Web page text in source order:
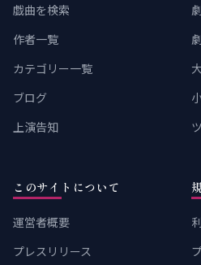
戯曲を検索
作者一覧
カテゴリー一覧
ブログ
上演告知
このサイトについて
運営者概要
プレスリリース